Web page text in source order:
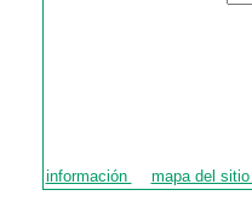
información mapa del sitio